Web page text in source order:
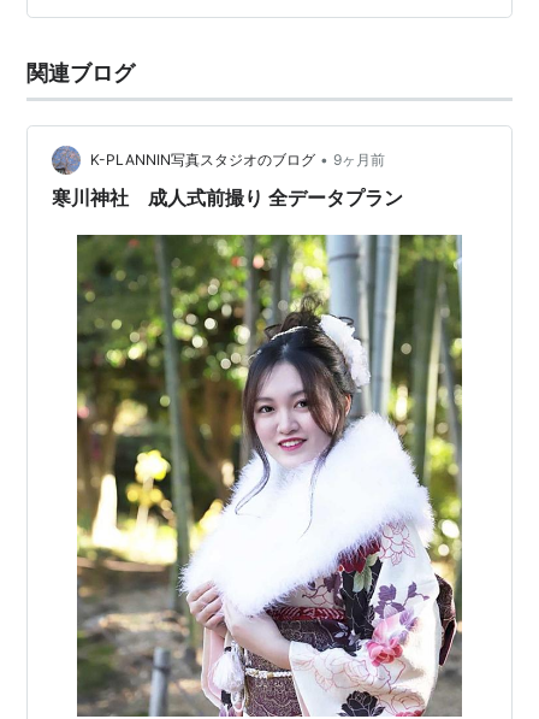
合わせて撮影・全データ２００～３００カット・２０枚
関連ブログ
K-PLANNIN写真スタジオのブログ • 9ヶ月前
寒川神社 成人式前撮り 全データプラン